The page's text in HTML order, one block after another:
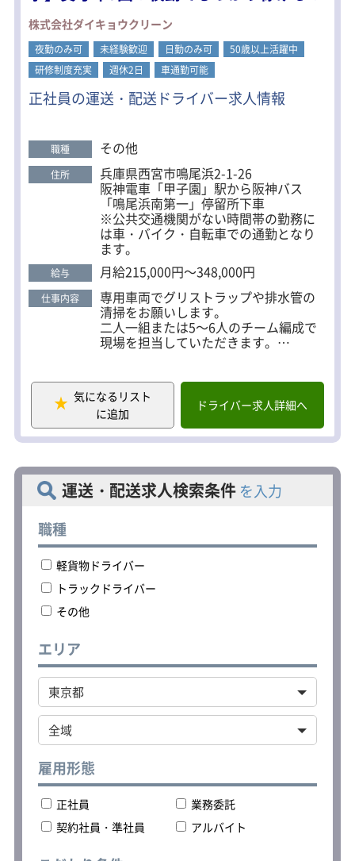
古河市
※夜勤あり
・一日の流れ
1）出勤したらすぐ出庫
2）配送先で下ろし
3）夕方、明日の分を積む（集荷）
株式会社ダイキョウクリーン
夜勤のみ可 未経験歓迎 日勤のみ可
50歳以上活躍中
研修制度充実
週休2日 車通勤可能
正社員の運送・配送ドライバー求人情報
職種 その他
住所 兵庫県西宮市鳴尾浜2-1-26
阪神電車「甲子園」駅から阪神バス
「鳴尾浜南第一」停留所下車
※公共交通機関がない時間帯の勤務に
は車・バイク・自転車での通勤となり
ます。
給与 月給215,000円～348,000円
仕事内容 専用車両でグリストラップや排水管の
清掃をお願いします。
二人一組または5～6人のチーム編成で
現場を担当していただきます。
どのような場所でも対応できる技術と
設備があります！
【仕事の流れ】
会社に集合し、現場へ向かう準備を行
います。
↓
現場にもよりますが、1日6～7件を担当
す。
↓
吸引した汚れを処理施設へ運搬。
↓
※グリストラップとは※
厨房や飲食店などの排水から油脂を捕
捉し、排水管や下水道の詰まりを防ぐ
ための装置です。
グリストラップの清掃は、悪臭や害虫
の発生を防ぎ、配水管の詰まりを予防
掃が重要となります。
産業廃棄物処理法では、グリストラッ
プ清掃時に発生する廃棄物は「廃油」
や「汚泥」に分類され、事業活動から
排出される場合には産業廃棄物として
処理する必要があります。
気になるリスト
に追加
ドライバー求人詳細へ
運送・配送求人検索条件 を入力
職種
軽貨物ドライバー
トラックドライバー
その他
エリア
雇用形態
正社員
業務委託
契約社員・準社員
アルバイト